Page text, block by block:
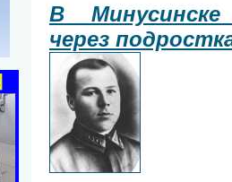
В Минусинске
через